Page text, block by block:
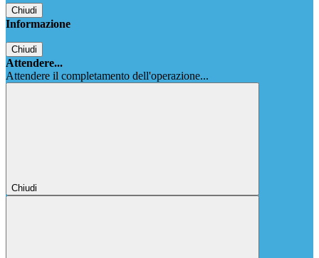
Chiudi
Informazione
Chiudi
Attendere...
Attendere il completamento dell'operazione...
Chiudi